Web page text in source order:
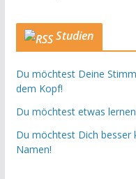
Studien
Du möchtest Deine
dem Kopf!
Du möchtest etwas
Du möchtest Dich besser
Namen!